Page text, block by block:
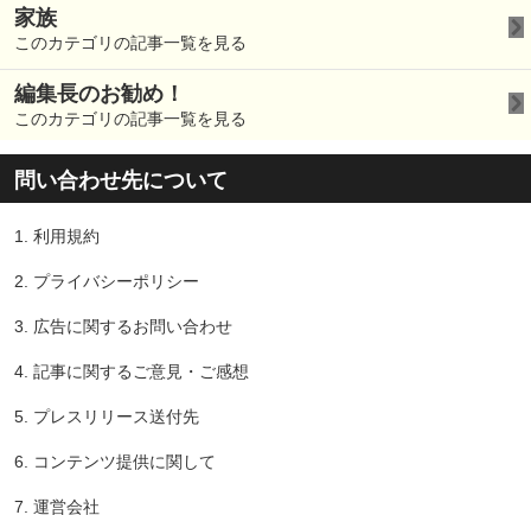
家族
このカテゴリの記事一覧を見る
編集長のお勧め！
このカテゴリの記事一覧を見る
問い合わせ先について
1. 利用規約
2. プライバシーポリシー
3. 広告に関するお問い合わせ
4. 記事に関するご意見・ご感想
5. プレスリリース送付先
6. コンテンツ提供に関して
7. 運営会社